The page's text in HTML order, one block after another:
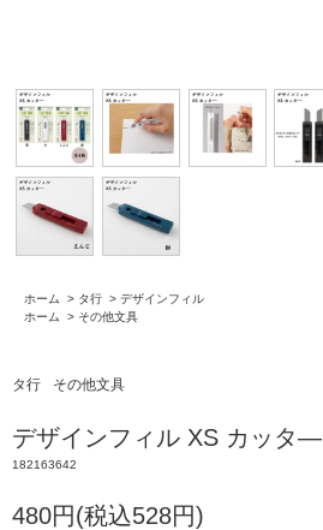
ホーム > タ行 > デザインフィル
ホーム
> その他文具
タ行 その他文具
デザインフィル XS カッタ―
182163642
480円(税込528円)